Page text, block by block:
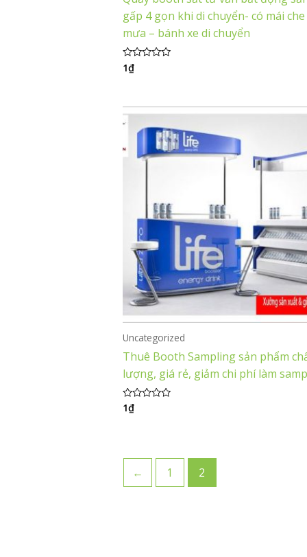
gấp 4 gọn khi di chuyển- có mái
mưa – bánh xe di chuyển
Được
xếp
1₫
Uncategorized
Thuê Booth Sampling sản phẩm
lượng, giá rẻ, giảm chi phí làm
Được
xếp
1₫
← 1 2